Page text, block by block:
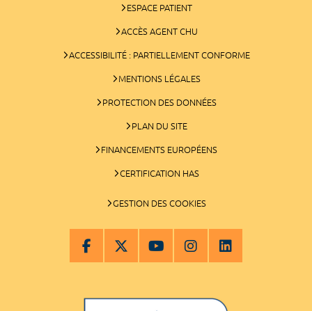
ESPACE PATIENT
ACCÈS AGENT CHU
ACCESSIBILITÉ : PARTIELLEMENT CONFORME
MENTIONS LÉGALES
PROTECTION DES DONNÉES
PLAN DU SITE
FINANCEMENTS EUROPÉENS
CERTIFICATION HAS
GESTION DES COOKIES